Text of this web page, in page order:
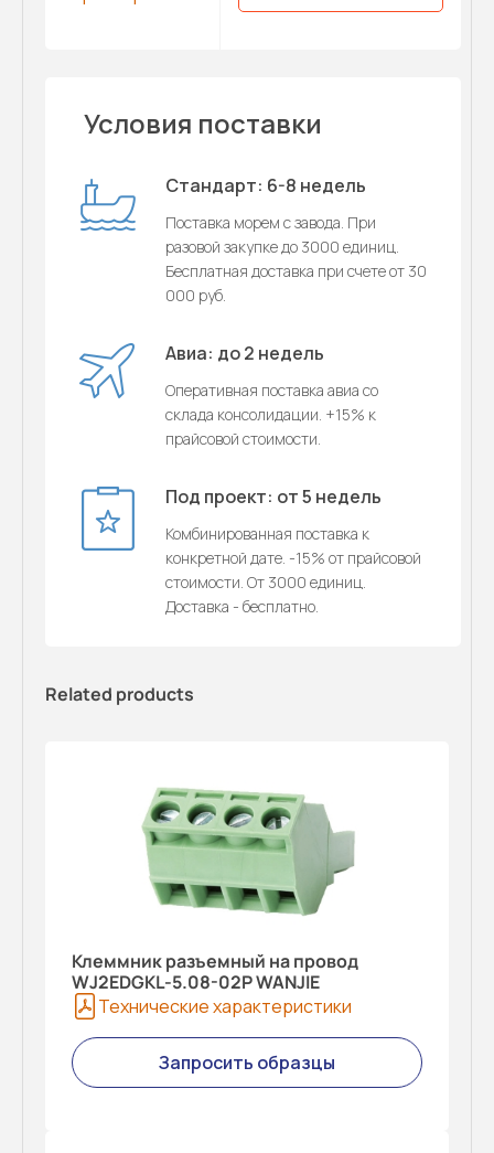
Условия поставки
Стандарт: 6-8 недель
Поставка морем с завода. При
разовой закупке до 3000 единиц.
Бесплатная доставка при счете от 30
000 руб.
Авиа: до 2 недель
Оперативная поставка авиа со
склада консолидации. +15% к
прайсовой стоимости.
Под проект: от 5 недель
Комбинированная поставка к
конкретной дате. -15% от прайсовой
стоимости. От 3000 единиц.
Доставка - бесплатно.
Related products
Клеммник разъемный на провод
WJ2EDGKL-5.08-02P WANJIE
Технические характеристики
Запросить образцы